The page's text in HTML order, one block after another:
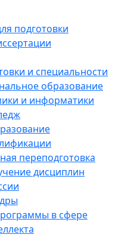
подготовки
и специальности
образование
и информатики
переподготовка
дисциплин
в сфере